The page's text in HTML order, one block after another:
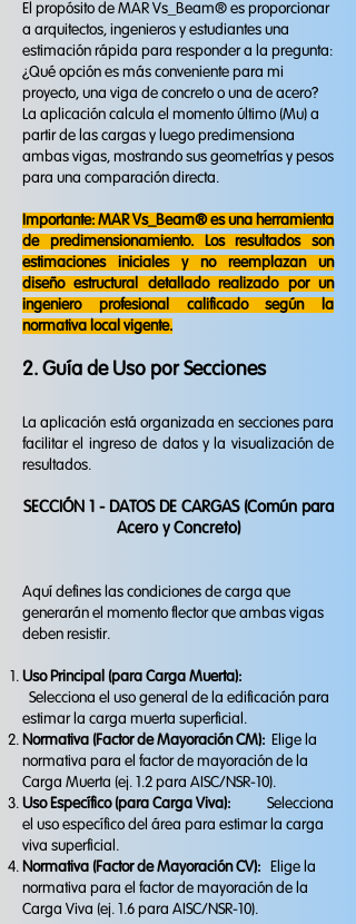
El propósito de MAR Vs_Beam® es proporcionar
a arquitectos, ingenieros y estudiantes una
estimación rápida para responder a la pregunta:
¿Qué opción es más conveniente para mi
proyecto, una viga de concreto o una de acero?
La aplicación calcula el momento último (Mu) a
partir de las cargas y luego predimensiona
ambas vigas, mostrando sus geometrías y pesos
para una comparación directa.
Importante: MAR Vs_Beam® es una herramienta
de predimensionamiento. Los resultados son
estimaciones iniciales y no reemplazan un
diseño estructural detallado realizado por un
ingeniero profesional calificado según la
normativa local vigente.
2. Guía de Uso por Secciones​
La aplicación está organizada en secciones para
facilitar el ingreso de datos y la visualización de
resultados.
SECCIÓN 1 - DATOS DE CARGAS (Común para
Acero y Concreto)​​
Aquí defines las condiciones de carga que
generarán el momento flector que ambas vigas
deben resistir.
Uso Principal (para Carga Muerta):
Selecciona el uso general de la edificación para
estimar la carga muerta superficial.
Normativa (Factor de Mayoración CM): Elige la
normativa para el factor de mayoración de la
Carga Muerta (ej. 1.2 para AISC/NSR-10).
Uso Específico (para Carga Viva): Selecciona
el uso específico del área para estimar la carga
viva superficial.
Normativa (Factor de Mayoración CV): Elige la
normativa para el factor de mayoración de la
Carga Viva (ej. 1.6 para AISC/NSR-10).